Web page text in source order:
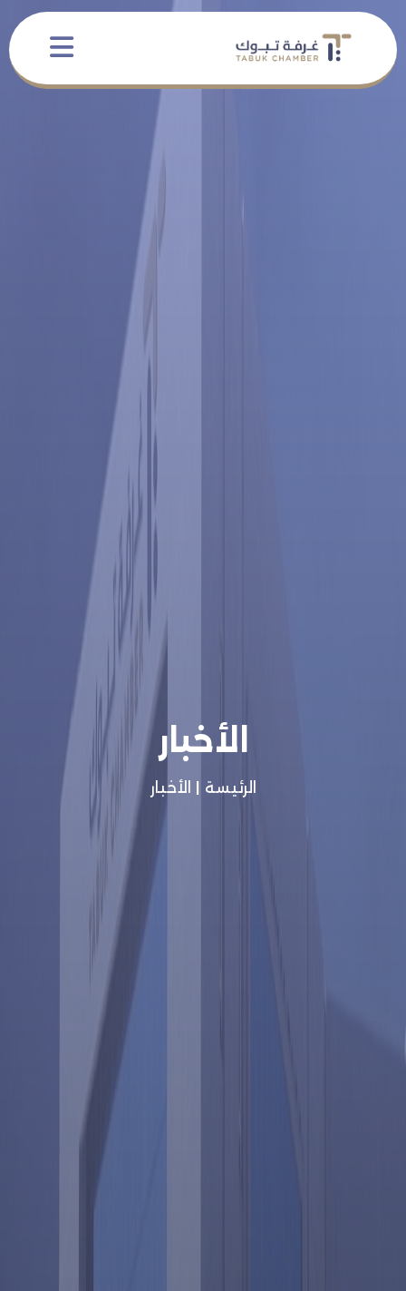
الأخبار
الرئيسة الأخبار